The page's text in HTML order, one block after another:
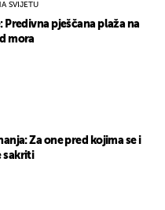
SVIJETU
Predivna pješčana plaža na
mora
Za one pred kojima se i
sakriti